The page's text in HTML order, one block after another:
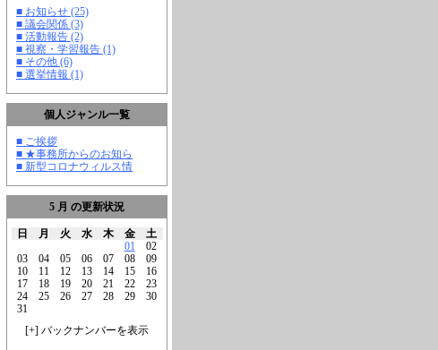
■ お知らせ (25)
■ 議会関係 (3)
■ 活動報告 (2)
■ 視察・学習報告 (1)
■ その他 (6)
■ 選挙情報 (1)
個人ジャンル一覧
■ ご挨拶
■ ★事務所からのお知ら
■ 新型コロナウィルス情
5 月 の更新状況
日 月 火 水 木 金
土
01
02
03
04 05 06 07 08
09
10
11 12 13 14 15
16
17
18 19 20 21 22
23
24
25 26 27 28 29
30
31
[+] バックナンバーを表示